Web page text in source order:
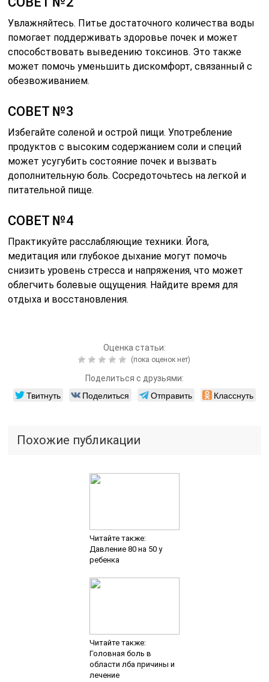
Увлажняйтесь. Питье достаточного количества воды
помогает поддерживать здоровье почек и может
способствовать выведению токсинов. Это также
может помочь уменьшить дискомфорт, связанный с
обезвоживанием.
СОВЕТ №3
Избегайте соленой и острой пищи. Употребление
продуктов с высоким содержанием соли и специй
может усугубить состояние почек и вызвать
дополнительную боль. Сосредоточьтесь на легкой и
питательной пище.
СОВЕТ №4
Практикуйте расслабляющие техники. Йога,
медитация или глубокое дыхание могут помочь
снизить уровень стресса и напряжения, что может
облегчить болевые ощущения. Найдите время для
отдыха и восстановления.
Оценка статьи:
(пока оценок нет)
Поделиться с друзьями:
Твитнуть Поделиться Отправить Класснуть
Похожие публикации
Читайте также:
Давление 80 на 50 у
ребенка
Читайте также:
Головная боль в
области лба причины и
лечение